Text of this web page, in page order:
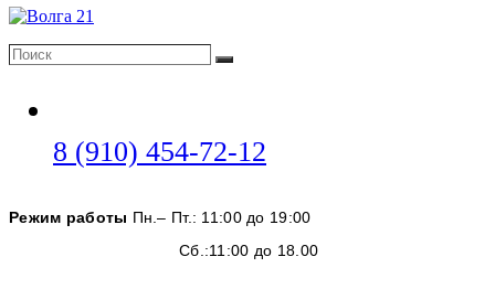
Поиск
Поиск
8 (910) 454-72-12
вашем
приложении
Режим работы Пн.– Пт.: 11:00 до 19:00
Сб.:11:00 до 18.00